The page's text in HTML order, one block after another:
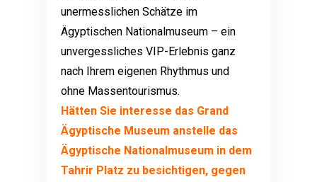
unermesslichen Schätze im
Ägyptischen Nationalmuseum – ein
unvergessliches VIP-Erlebnis ganz
nach Ihrem eigenen Rhythmus und
ohne Massentourismus.
Hätten Sie interesse das Grand
Ägyptische Museum anstelle das
Ägyptische Nationalmuseum in dem
Tahrir Platz zu besichtigen, gegen